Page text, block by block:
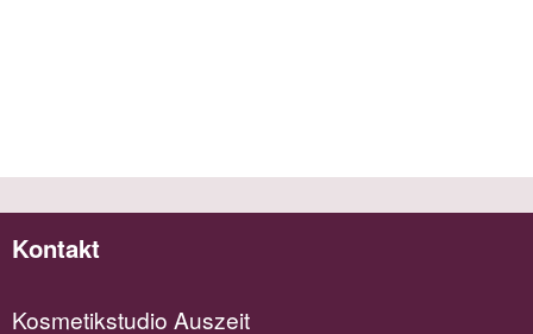
Kontakt
Kosmetikstudio Auszeit